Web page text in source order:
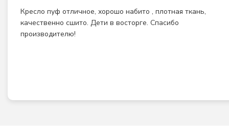
Кресло пуф отличное, хорошо набито , плотная ткань,
качественно сшито. Дети в восторге. Спасибо
производителю!